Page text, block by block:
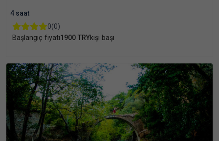
4 saat
0(0)
Başlangıç fiyatı1900 TRYkişi başı